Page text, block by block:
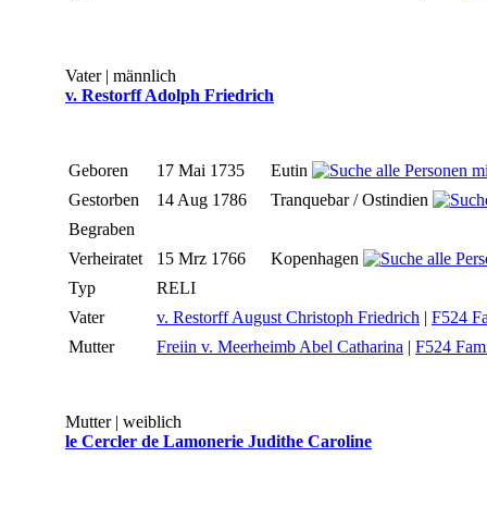
Vater | männlich
v. Restorff Adolph Friedrich
Geboren 17 Mai 1735
Eutin
Gestorben
14 Aug 1786
Tranquebar / Ostindien
Begraben
Verheiratet
15 Mrz 1766
Kopenhagen
Typ
RELI
Vater
v. Restorff August Christoph Friedrich | F524
Mutter
Freiin v. Meerheimb Abel Catharina | F524
Mutter | weiblich
le Cercler de Lamonerie Judithe Caroline